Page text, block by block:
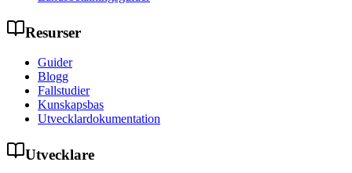
Resurser
Guider
Blogg
Fallstudier
Kunskapsbas
Utvecklardokumentation
Utvecklare